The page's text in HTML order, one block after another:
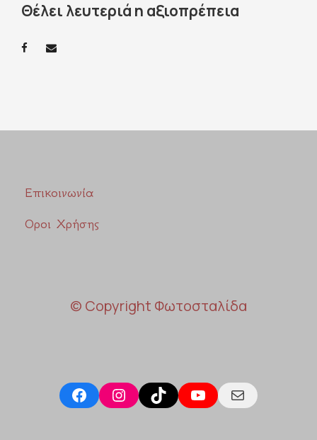
Θέλει λευτεριά η αξιοπρέπεια
Επικοινωνία
Οροι Χρήσης
© Copyright Φωτοσταλίδα
Facebook Instagram TikTok YouTube